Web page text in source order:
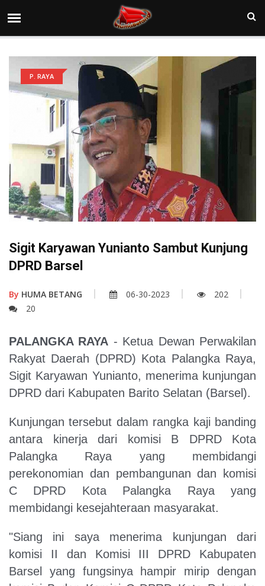
P. RAYA
Sigit Karyawan Yunianto Sambut Kunjung
DPRD Barsel
By HUMA BETANG 06-30-2023
202
20
PALANGKA RAYA - Ketua Dewan Perwakilan
Rakyat Daerah (DPRD) Kota Palangka Raya,
Sigit Karyawan Yunianto, menerima kunjungan
DPRD dari Kabupaten Barito Selatan (Barsel).
Kunjungan tersebut dalam rangka kaji banding
antara kinerja dari komisi B DPRD Kota
Palangka Raya yang membidangi
perekonomian dan pembangunan dan komisi
C DPRD Kota Palangka Raya yang
membidangi kesejahteraan masyarakat.
"Siang ini saya menerima kunjungan dari
komisi II dan Komisi III DPRD Kabupaten
Barsel yang fungsinya hampir mirip dengan